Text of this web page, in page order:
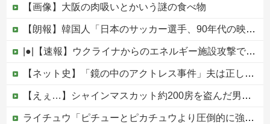
【画像】大阪の肉吸いとかいう謎の食べ物
【朗報】韓国人「日本のサッカー選手、90年代の映画スターかよ」
|●|【速報】ウクライナからのエネルギー施設攻撃で窮地のロシアを韓国が助けていたことが判明「韓国で船積みの精製油3万トンがロシア行き」
【ネット史】「鏡の中のアクトレス事件」夫は正しかったのに、なぜ喧嘩は終わらなかったのか他
【えぇ…】シャインマスカット約200房を盗んだ男の自宅を調べた結果ｗｗｗｗｗｗｗｗ
ライチュウ「ピチューとピカチュウより圧倒的に強いですｗｗｗｗ」←こいつが不人気な理由